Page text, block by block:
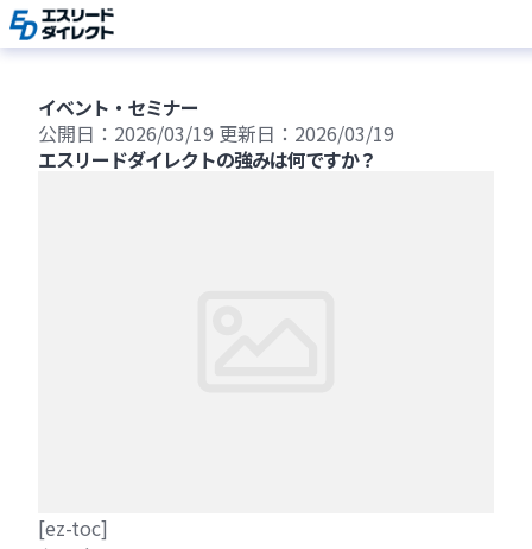
Skip
to
イベント・セミナー
公開日：2026/03/19 更新日：2026/03/19
エスリードダイレクトの強みは何ですか？
[ez-toc]